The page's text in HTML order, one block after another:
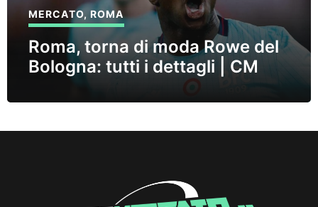
MERCATO, ROMA
Roma, torna di moda Rowe del
Bologna: tutti i dettagli | CM